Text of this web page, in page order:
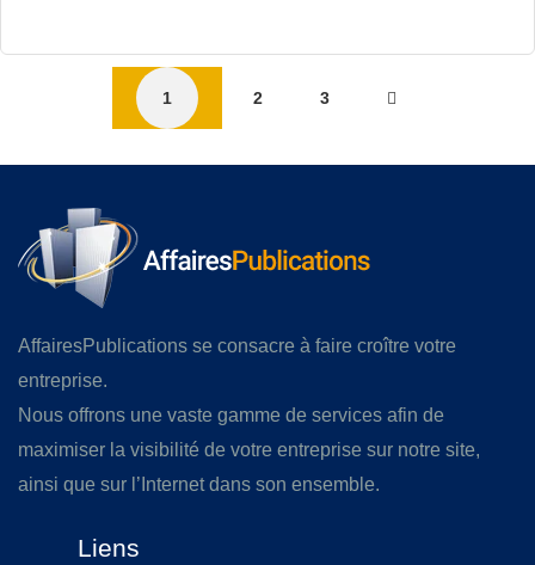
1 2 3
AffairesPublications se consacre à faire croître votre
entreprise.
Nous offrons une vaste gamme de services afin de
maximiser la visibilité de votre entreprise sur notre site,
ainsi que sur l’Internet dans son ensemble.
Liens